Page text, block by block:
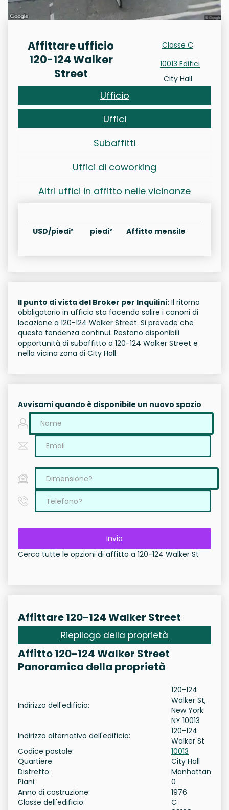
Affittare ufficio
120-124 Walker
Street
Classe C
10013 Edifici
City Hall
Ufficio
Uffici
Subaffitti
Uffici di coworking
Altri uffici in affitto nelle vicinanze
USD/piedi² piedi² Affitto mensile
Il punto di vista del Broker per Inquilini: Il ritorno
obbligatorio in ufficio sta facendo salire i canoni di
locazione a 120-124 Walker Street. Si prevede che
questa tendenza continui. Restano disponibili
opportunità di subaffitto a 120-124 Walker Street e
nella vicina zona di City Hall.
Avvisami quando è disponibile un nuovo spazio
Invia
Cerca tutte le opzioni di affitto a 120-124 Walker St
Affittare 120-124 Walker Street
Riepilogo della proprietà
Affitto 120-124 Walker Street
Panoramica della proprietà
Indirizzo dell'edificio:
120-124
Walker St,
New York
NY 10013
Indirizzo alternativo dell'edificio:
120-124
Walker St
Codice postale:
10013
Quartiere:
City Hall
Distretto:
Manhattan
Piani:
0
Anno di costruzione:
1976
Classe dell'edificio:
C